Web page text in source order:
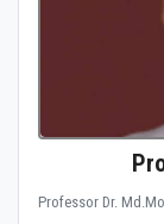
Professor Dr.